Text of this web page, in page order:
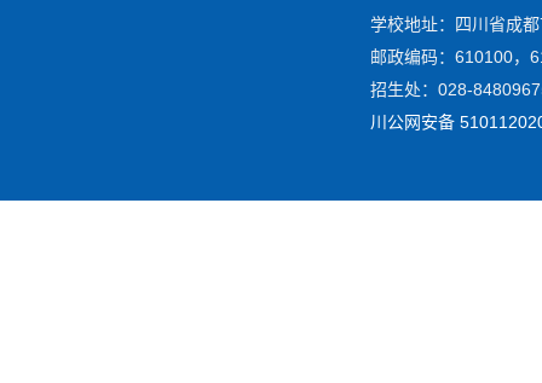
学校地址：四川省成
邮政编码：610100
招生处：028-
川公网安备